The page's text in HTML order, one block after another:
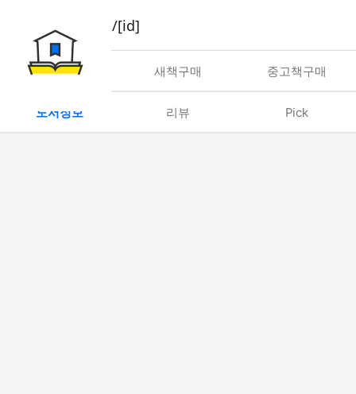
book/rent/[id]
대여 새책구매 중고책구매
도서정보 리뷰 Pick